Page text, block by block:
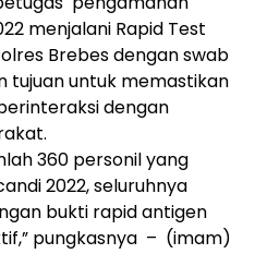
menjalani Rapid Test
Brebes dengan swab
tujuan untuk memastikan
dengan
360 personil yang
2022, seluruhnya
bukti rapid antigen
pungkasnya – (imam)